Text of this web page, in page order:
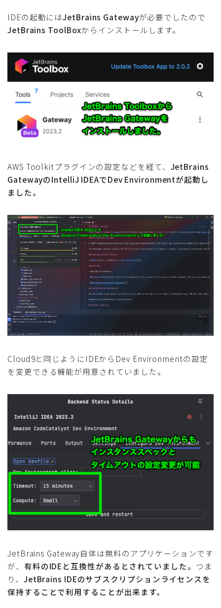
IDEの起動にはJetBrains Gatewayが必要でしたので
JetBrains ToolBoxからインストールします。
AWS Toolkitプラグインの設定などを経て、 JetBrains
GatewayのIntelliJ IDEAでDev Environmentが起動し
ました。
Cloud9と同じようにIDEからDev Environmentの設定
を変更できる機能が用意されていました。
JetBrains Gateway自体は無料のアプリケーションです
が、 有料のIDEと互換性があるとされていました。 つま
り、 JetBrains IDEのサブスクリプションライセンスを
保持することで利用することが出来ます。